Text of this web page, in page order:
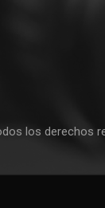
los derechos